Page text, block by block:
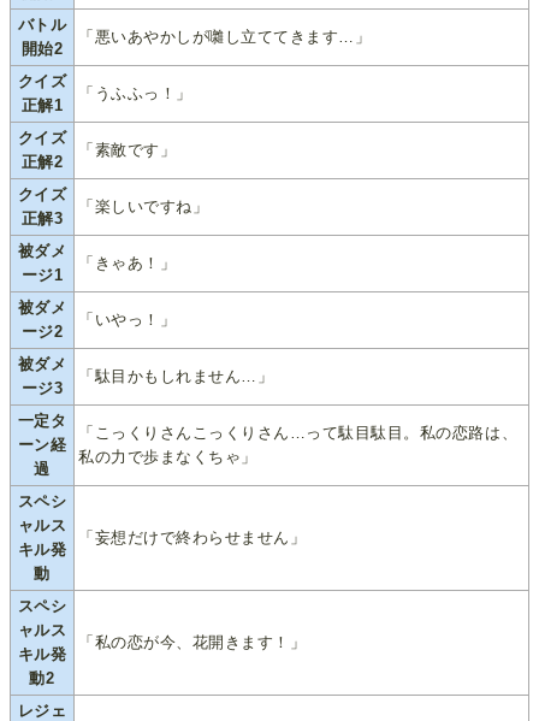
バトル
開始2
「悪いあやかしが囃し立ててきます…」
クイズ
正解1
「うふふっ！」
クイズ
正解2
「素敵です」
クイズ
正解3
「楽しいですね」
被ダメ
ージ1
「きゃあ！」
被ダメ
ージ2
「いやっ！」
被ダメ
ージ3
「駄目かもしれません…」
一定タ
ーン経
過
「こっくりさんこっくりさん…って駄目駄目。私の恋路は、
私の力で歩まなくちゃ」
スペシ
ャルス
キル発
動
「妄想だけで終わらせません」
スペシ
ャルス
キル発
動2
「私の恋が今、花開きます！」
レジェ